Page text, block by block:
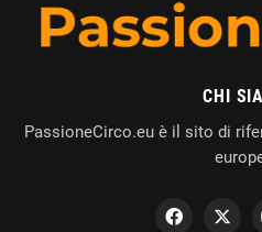
CHI
PassioneCirco.eu è il sito di